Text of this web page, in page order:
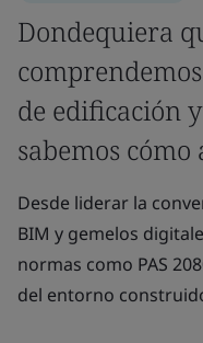
Dondequiera
de edificación
sabemos
Desde liderar la
BIM y gemelos
normas como PAS
del entorno